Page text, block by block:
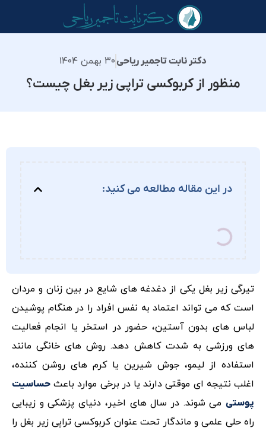
دکتر نابت تاجمیر ریاحی۳۰ بهمن ۱۴۰۴
منظور از کربوکسی تراپی زیر بغل چیست؟
در این مقاله مطالعه می کنید:
تیرگی زیر بغل یکی از دغدغه های شایع در بین زنان و مردان
است که می تواند اعتماد به نفس افراد را در هنگام پوشیدن
لباس های بدون آستین، حضور در استخر یا انجام فعالیت
های ورزشی به شدت کاهش دهد. روش های خانگی مانند
استفاده از لیمو، جوش شیرین یا کرم های روشن کننده،
اغلب نتیجه ای موقتی دارند یا در برخی موارد باعث حساسیت
پوستی می شوند. در سال های اخیر، دنیای پزشکی و زیبایی
راه حلی علمی و ماندگار تحت عنوان کربوکسی تراپی زیر بغل را